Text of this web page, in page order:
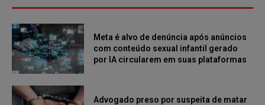
Meta é alvo de denúncia após anúncios
com conteúdo sexual infantil gerado
por IA circularem em suas plataformas
Advogado preso por suspeita de matar